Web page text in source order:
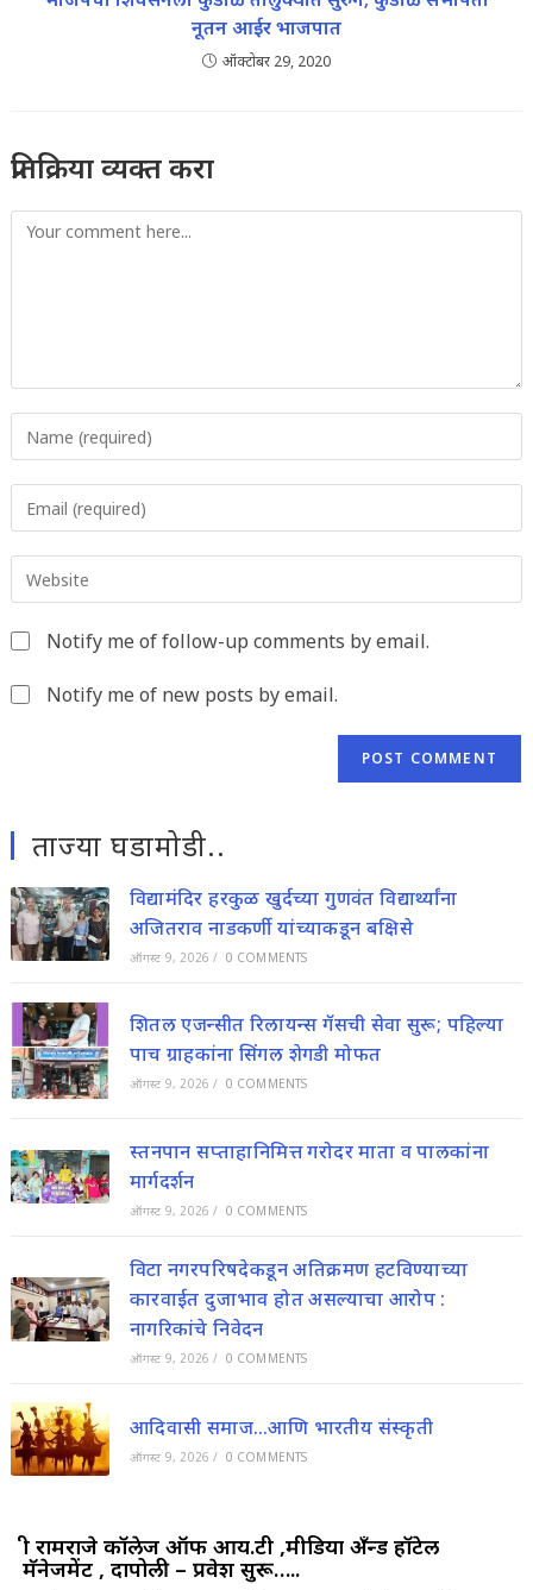
नूतन आईर भाजपात
ऑक्टोबर 29, 2020
प्रतिक्रिया व्यक्त करा
Comment
your
username
to
comment
your
address
to
comment
your
URL
Notify me of follow-up comments by email.
Notify me of new posts by email.
ताज्या घडामोडी..
विद्यामंदिर हरकुळ खुर्दच्या गुणवंत विद्यार्थ्यांना
अजितराव नाडकर्णी यांच्याकडून बक्षिसे
ऑगस्ट 9, 2026 / 0 COMMENTS
शितल एजन्सीत रिलायन्स गॅसची सेवा सुरू; पहिल्या
पाच ग्राहकांना सिंगल शेगडी मोफत
ऑगस्ट 9, 2026 / 0 COMMENTS
स्तनपान सप्ताहानिमित्त गरोदर माता व पालकांना
मार्गदर्शन
ऑगस्ट 9, 2026 / 0 COMMENTS
विटा नगरपरिषदेकडून अतिक्रमण हटविण्याच्या
कारवाईत दुजाभाव होत असल्याचा आरोप :
नागरिकांचे निवेदन
ऑगस्ट 9, 2026 / 0 COMMENTS
आदिवासी समाज…आणि भारतीय संस्कृती
ऑगस्ट 9, 2026 / 0 COMMENTS
श्री रामराजे कॉलेज ऑफ आय.टी ,मीडिया अँन्ड हॉटेल
मॅनेजमेंट , दापोली – प्रवेश सुरू…..